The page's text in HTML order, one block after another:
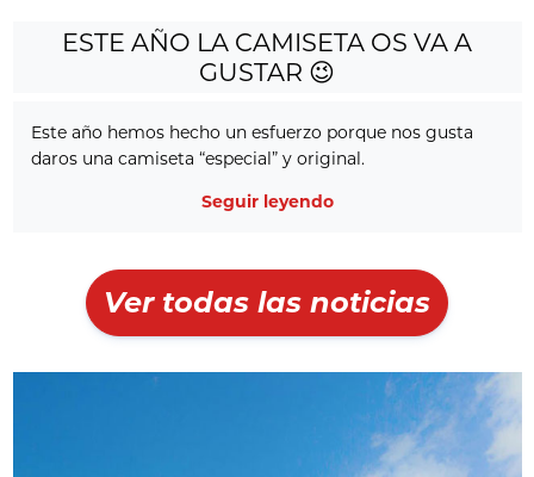
ESTE AÑO LA CAMISETA OS VA A
GUSTAR 😉
Este año hemos hecho un esfuerzo porque nos gusta
daros una camiseta “especial” y original.
Seguir leyendo
Ver todas las noticias